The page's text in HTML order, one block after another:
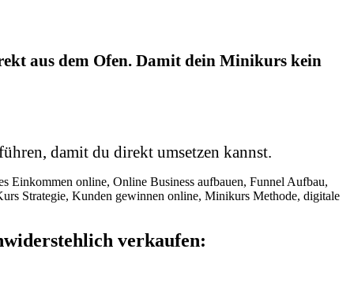
aus dem Ofen. Damit dein Minikurs kein
damit du direkt umsetzen kannst.
verkaufen: